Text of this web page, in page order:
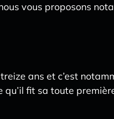
vous proposons
ans et c’est
qu’il fit sa toute